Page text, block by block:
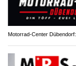
Motorrad-Center